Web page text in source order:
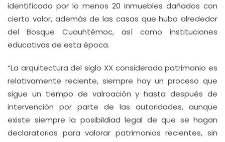
identificado por lo menos 20 inmuebles dañados con
cierto valor, además de las casas que hubo alrededor
del Bosque Cuauhtémoc, así como instituciones
educativas de esta época.
“La arquitectura del siglo XX considerada patrimonio es
relativamente reciente, siempre hay un proceso que
sigue un tiempo de valroación y hasta después de
intervención por parte de las autoridades, aunque
existe siempre la posibildiad legal de que se hagan
declaratorias para valorar patrimonios recientes, sin